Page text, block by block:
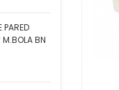
PARED
M.BOLA BN